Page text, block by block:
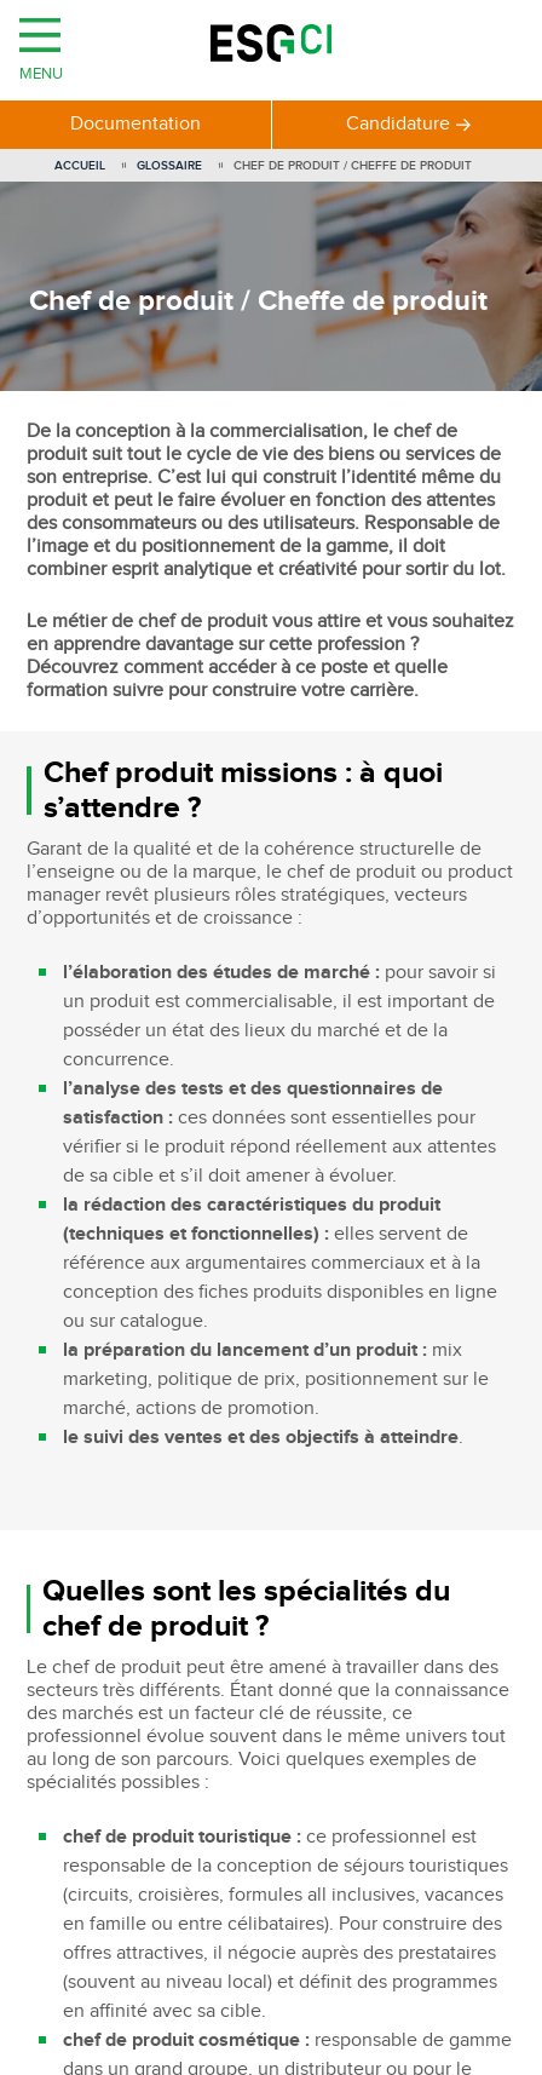
Chef de produit / Cheffe de produit
ACCUEIL GLOSSAIRE CHEF DE PRODUIT / CHEFFE DE PRODUIT
De la conception à la commercialisation, le chef de
produit suit tout le cycle de vie des biens ou services de
son entreprise. C’est lui qui construit l’identité même du
produit et peut le faire évoluer en fonction des attentes
des consommateurs ou des utilisateurs. Responsable de
l’image et du positionnement de la gamme, il doit
combiner esprit analytique et créativité pour sortir du lot.
Le métier de chef de produit vous attire et vous souhaitez
en apprendre davantage sur cette profession ?
Découvrez comment accéder à ce poste et quelle
formation suivre pour construire votre carrière.
Chef produit missions : à quoi
s’attendre ?
Garant de la qualité et de la cohérence structurelle de
l’enseigne ou de la marque, le chef de produit ou product
manager revêt plusieurs rôles stratégiques, vecteurs
d’opportunités et de croissance :
l’élaboration des études de marché : pour savoir si
un produit est commercialisable, il est important de
posséder un état des lieux du marché et de la
concurrence.
l’analyse des tests et des questionnaires de
satisfaction :ces données sont essentielles pour
vérifier si le produit répond réellement aux attentes
de sa cible et s’il doit amener à évoluer.
la rédaction des caractéristiques du produit
(techniques et fonctionnelles) :elles servent de
référence aux argumentaires commerciaux et à la
conception des fiches produits disponibles en ligne
ou sur catalogue.
la préparation du lancement d’un produit : mix
marketing, politique de prix, positionnement sur le
marché, actions de promotion.
le suivi des ventes et des objectifs à atteindre.
Quelles sont les spécialités du
chef de produit ?
Le chef de produit peut être amené à travailler dans des
secteurs très différents. Étant donné que la connaissance
des marchés est un facteur clé de réussite, ce
professionnel évolue souvent dans le même univers tout
au long de son parcours. Voici quelques exemples de
spécialités possibles :
chef de produit touristique : ce professionnel est
responsable de la conception de séjours touristiques
(circuits, croisières, formules all inclusives, vacances
en famille ou entre célibataires). Pour construire des
offres attractives, il négocie auprès des prestataires
(souvent au niveau local) et définit des programmes
en affinité avec sa cible.
chef de produit cosmétique : responsable de gamme
dans un grand groupe, un distributeur ou pour le
MENU
Documentation Candidature